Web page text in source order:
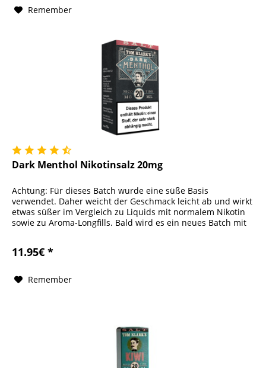
Remember
Dark Menthol Nikotinsalz 20mg
Achtung: Für dieses Batch wurde eine süße Basis
verwendet. Daher weicht der Geschmack leicht ab und wirkt
etwas süßer im Vergleich zu Liquids mit normalem Nikotin
sowie zu Aroma-Longfills. Bald wird es ein neues Batch mit
11.95€ *
Remember